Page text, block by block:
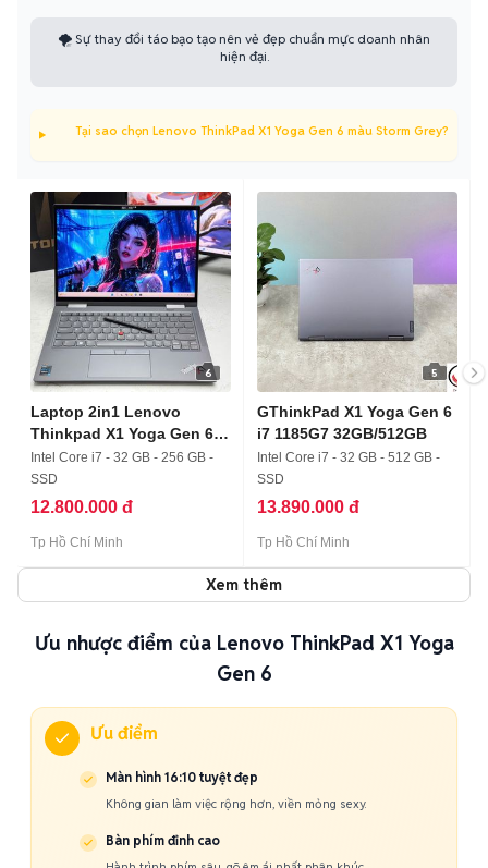
🌪️ Sự thay đổi táo bạo tạo nên vẻ đẹp chuẩn mực doanh nhân
hiện đại.
Tại sao chọn Lenovo ThinkPad X1 Yoga Gen 6 màu Storm Grey?
6
Laptop 2in1 Lenovo
Thinkpad X1 Yoga Gen 6
i7/32/4k
Intel Core i7 - 32 GB - 256 GB -
SSD
12.800.000 đ
Tp Hồ Chí Minh
5
GThinkPad X1 Yoga Gen 6
i7 1185G7 32GB/512GB
Intel Core i7 - 32 GB - 512 GB -
SSD
13.890.000 đ
Tp Hồ Chí Minh
Xem thêm
Ưu nhược điểm của Lenovo ThinkPad X1 Yoga
Gen 6
Ưu điểm
Màn hình 16:10 tuyệt đẹp
Không gian làm việc rộng hơn, viền mỏng sexy.
Bàn phím đỉnh cao